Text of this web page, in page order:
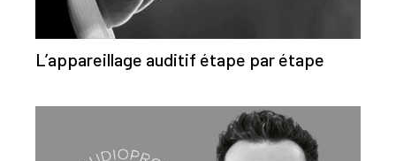
L’appareillage auditif étape par étape